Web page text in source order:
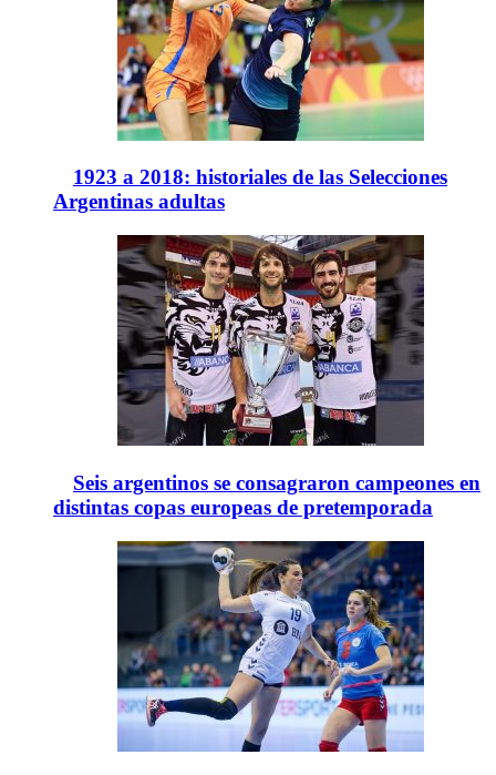
1923 a 2018: historiales de las Selecciones
Argentinas adultas
Seis argentinos se consagraron campeones en
distintas copas europeas de pretemporada